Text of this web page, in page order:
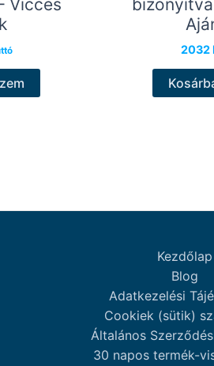
Vicces
2032
Kezdőlap
Blog
Adatkezelési
Cookiek (sütik)
Általános
30 napos termék-